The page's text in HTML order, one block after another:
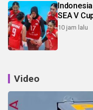
SEA V
10 jam lalu
Video